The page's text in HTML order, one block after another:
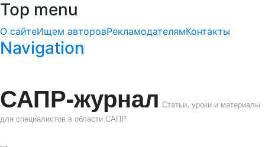
Top menu
О сайтеИщем авторовРекламодателямКонтакты
Navigation
САПР-журнал Статьи, уроки и материалы
для специалистов в области САПР